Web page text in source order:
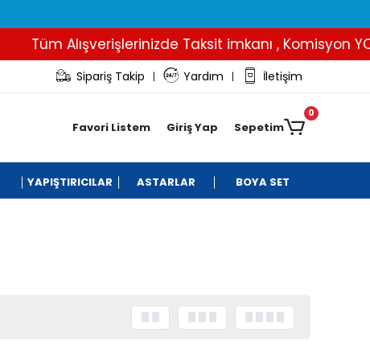
Tüm Alışverişlerinizde Taksit imkanı , Komisyon YOK..
Sipariş Takip | Yardım | İletişim
Favori Listem Giriş Yap Sepetim
0
YAPIŞTIRICILAR ASTARLAR BOYA SET